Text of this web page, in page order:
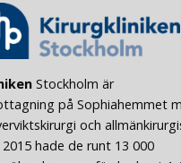
Stockholm är
på Sophiahemmet
och
hade de runt 13 000